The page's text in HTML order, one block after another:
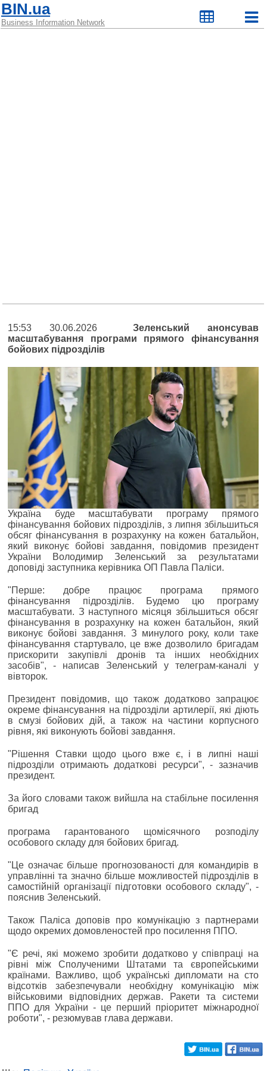
BIN.ua
Business Information Network
15:53 30.06.2026 Зеленський анонсував
масштабування програми прямого фінансування
бойових підрозділів
Україна буде масштабувати програму прямого
фінансування бойових підрозділів, з липня збільшиться
обсяг фінансування в розрахунку на кожен батальйон,
який виконує бойові завдання, повідомив президент
України Володимир Зеленський за результатами
доповіді заступника керівника ОП Павла Паліси.
"Перше: добре працює програма прямого
фінансування підрозділів. Будемо цю програму
масштабувати. З наступного місяця збільшиться обсяг
фінансування в розрахунку на кожен батальйон, який
виконує бойові завдання. З минулого року, коли таке
фінансування стартувало, це вже дозволило бригадам
прискорити закупівлі дронів та інших необхідних
засобів", - написав Зеленський у телеграм-каналі у
вівторок.
Президент повідомив, що також додатково запрацює
окреме фінансування на підрозділи артилерії, які діють
в смузі бойових дій, а також на частини корпусного
рівня, які виконують бойові завдання.
"Рішення Ставки щодо цього вже є, і в липні наші
підрозділи отримають додаткові ресурси", - зазначив
президент.
За його словами також вийшла на стабільне посилення
бригад
програма гарантованого щомісячного розподілу
особового складу для бойових бригад.
"Це означає більше прогнозованості для командирів в
управлінні та значно більше можливостей підрозділів в
самостійній організації підготовки особового складу", -
пояснив Зеленський.
Також Паліса доповів про комунікацію з партнерами
щодо окремих домовленостей про посилення ППО.
"Є речі, які можемо зробити додатково у співпраці на
рівні між Сполученими Штатами та європейськими
країнами. Важливо, щоб українські дипломати на сто
відсотків забезпечували необхідну комунікацію між
військовими відповідних держав. Ракети та системи
ППО для України - це перший пріоритет міжнародної
роботи", - резюмував глава держави.